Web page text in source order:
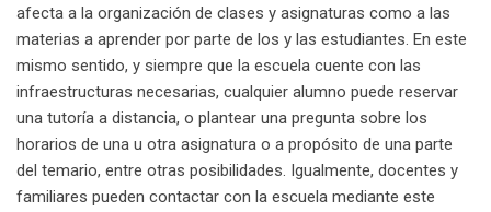
afecta a la organización de clases y asignaturas como a las
materias a aprender por parte de los y las estudiantes. En este
mismo sentido, y siempre que la escuela cuente con las
infraestructuras necesarias, cualquier alumno puede reservar
una tutoría a distancia, o plantear una pregunta sobre los
horarios de una u otra asignatura o a propósito de una parte
del temario, entre otras posibilidades. Igualmente, docentes y
familiares pueden contactar con la escuela mediante este